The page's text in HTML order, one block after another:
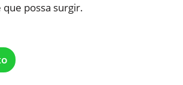
possa surgir.